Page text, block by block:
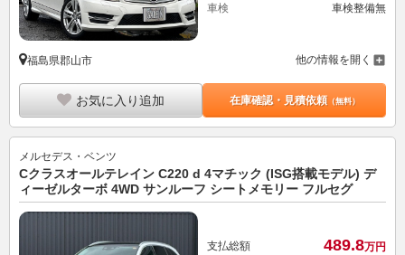
車検
車検整備無
福島県郡山市 他の情報を開く
お気に入り追加 在庫確認・見積依頼（無料）
メルセデス・ベンツ
Cクラスオールテレイン C220 d 4マチック (ISG搭載モデル) デ
ィーゼルターボ 4WD サンルーフ シートメモリー フルセグ
支払総額 489.8万円